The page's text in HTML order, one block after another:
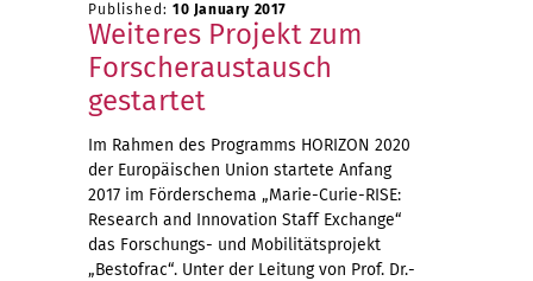
Published: 10 January 2017
Weiteres Projekt zum
Forscheraustausch
gestartet
Im Rahmen des Programms HORIZON 2020
der Europäischen Union startete Anfang
2017 im Förderschema „Marie-Curie-RISE:
Research and Innovation Staff Exchange“
das Forschungs- und Mobilitätsprojekt
„Bestofrac“. Unter der Leitung von Prof. Dr.-